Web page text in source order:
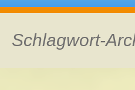
Schlagwort-